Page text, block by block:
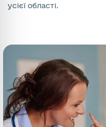
усієї області.